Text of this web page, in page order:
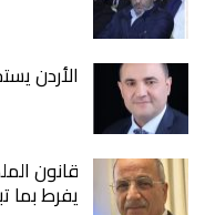
الأردن
يفرط بما